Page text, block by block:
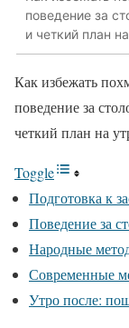
поведение за
и четкий план
Как избежать
поведение за
четкий план на
Toggle
Подготовка к
Поведение за
Народные
Современные
Утро после: